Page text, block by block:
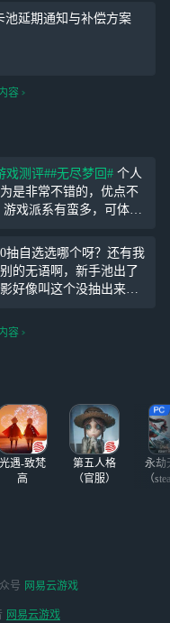
池延期通知与补偿方案
容
戏测评##无尽梦回# 个人
是非常不错的，优点不
看的，(超级喜欢西西弗)
度很不错，我在游玩过
程中没有出现任何卡顿 剧情
抽自选选哪个呀？还有我
的无语啊，新手池出了
好像叫这个没抽出来之
。。
容
光遇-致梵
高
第五人格
（官服）
永劫
（
号 网易云游戏
网易云游戏